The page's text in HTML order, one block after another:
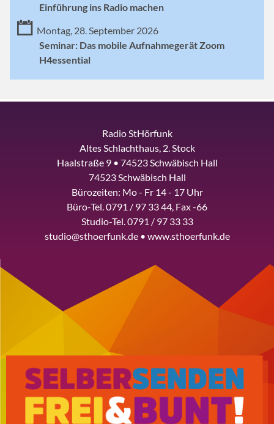
Einführung ins Radio machen
Montag, 28. September 2026
Seminar: Das mobile Aufnahmegerät Zoom
H4essential
Radio StHörfunk
Altes Schlachthaus, 2. Stock
Haalstraße 9 • 74523 Schwäbisch Hall
74523 Schwäbisch Hall
Bürozeiten: Mo - Fr 14 - 17 Uhr
Büro-Tel. 0791 / 97 33 44, Fax -66
Studio-Tel. 0791 / 97 33 33
studio@sthoerfunk.de • www.sthoerfunk.de